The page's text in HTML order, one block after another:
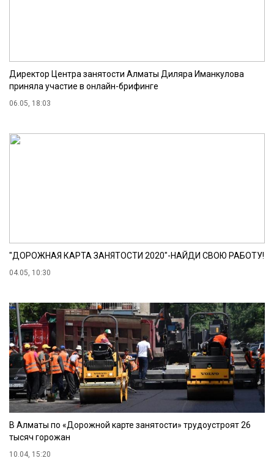
Директор Центра занятости Алматы Диляра Иманкулова
приняла участие в онлайн-брифинге
06.05, 18:03
"ДОРОЖНАЯ КАРТА ЗАНЯТОСТИ 2020"-НАЙДИ СВОЮ РАБОТУ!
04.05, 10:30
В Алматы по «Дорожной карте занятости» трудоустроят 26
тысяч горожан
10.04, 15:20